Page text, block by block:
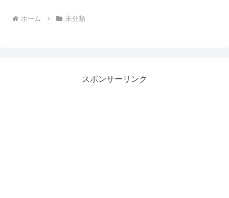
ホーム 未分類
スポンサーリンク